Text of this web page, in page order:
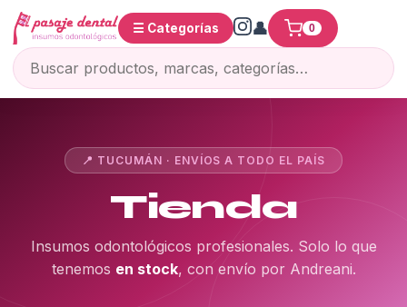
☰ Categorías 0
📍 TUCUMÁN · ENVÍOS A TODO EL PAÍS
Tienda
Insumos odontológicos profesionales. Solo lo que
tenemos en stock, con envío por Andreani.